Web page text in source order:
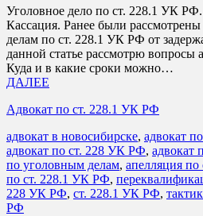
Уголовное дело по ст. 228.1 УК
Кассация. Ранее были
делам по ст. 228.1 УК РФ от
данной статье рассмотрю вопросы
Куда и в какие сроки можно…
ДАЛЕЕ
Адвокат по ст. 228.1 УК РФ
адвокат в новосибирске, адвокат
адвокат по ст. 228 УК РФ, адвокат
по уголовным делам, апелляция
по ст. 228.1 УК РФ,
228 УК РФ, ст. 228.1 УК РФ,
РФ